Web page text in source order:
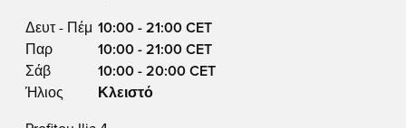
Δευτ - Πέμ 10:00 - 21:00 CET
Παρ
10:00 - 21:00 CET
Σάβ
10:00 - 20:00 CET
Ήλιος
Κλειστό